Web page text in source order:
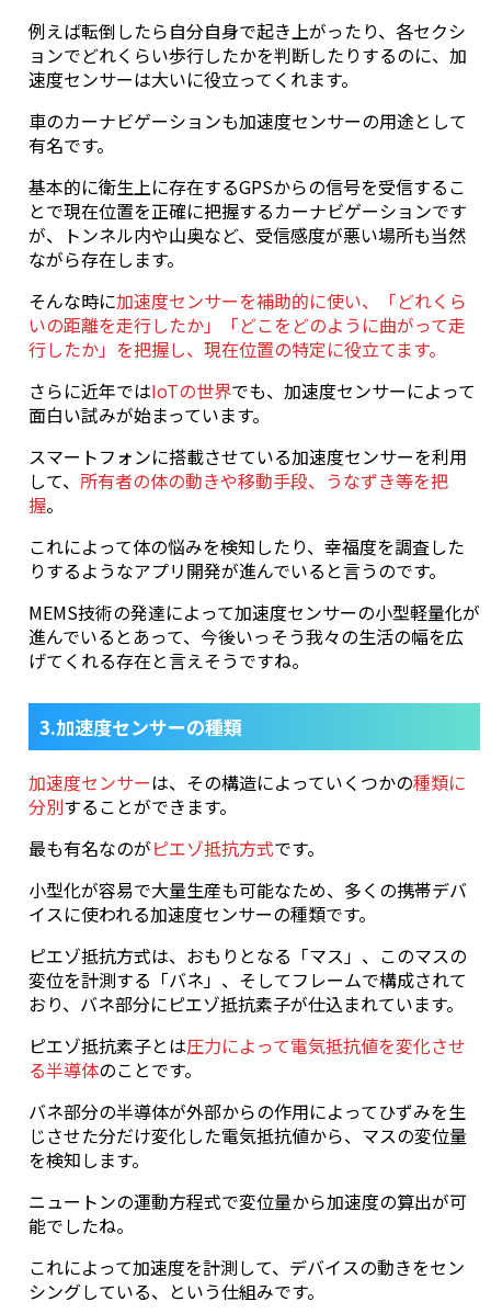
例えば転倒したら自分自身で起き上がったり、各セクシ
ョンでどれくらい歩行したかを判断したりするのに、加
速度センサーは大いに役立ってくれます。
車のカーナビゲーションも加速度センサーの用途として
有名です。
基本的に衛生上に存在するGPSからの信号を受信するこ
とで現在位置を正確に把握するカーナビゲーションです
が、トンネル内や山奥など、受信感度が悪い場所も当然
ながら存在します。
そんな時に加速度センサーを補助的に使い、「どれくら
いの距離を走行したか」「どこをどのように曲がって走
行したか」を把握し、現在位置の特定に役立てます。
さらに近年ではIoTの世界でも、加速度センサーによって
面白い試みが始まっています。
スマートフォンに搭載させている加速度センサーを利用
して、 所有者の体の動きや移動手段、うなずき等を把
握。
これによって体の悩みを検知したり、幸福度を調査した
りするようなアプリ開発が進んでいると言うのです。
MEMS技術の発達によって加速度センサーの小型軽量化が
進んでいるとあって、今後いっそう我々の生活の幅を広
げてくれる存在と言えそうですね。
3.加速度センサーの種類
加速度センサーは、その構造によっていくつかの種類に
分別することができます。
最も有名なのがピエゾ抵抗方式です。
小型化が容易で大量生産も可能なため、多くの携帯デバ
イスに使われる加速度センサーの種類です。
ピエゾ抵抗方式は、おもりとなる「マス」、このマスの
変位を計測する「バネ」、そしてフレームで構成されて
おり、バネ部分にピエゾ抵抗素子が仕込まれています。
ピエゾ抵抗素子とは圧力によって電気抵抗値を変化させ
る半導体のことです。
バネ部分の半導体が外部からの作用によってひずみを生
じさせた分だけ変化した電気抵抗値から、マスの変位量
を検知します。
ニュートンの運動方程式で変位量から加速度の算出が可
能でしたね。
これによって加速度を計測して、デバイスの動きをセン
シングしている、という仕組みです。